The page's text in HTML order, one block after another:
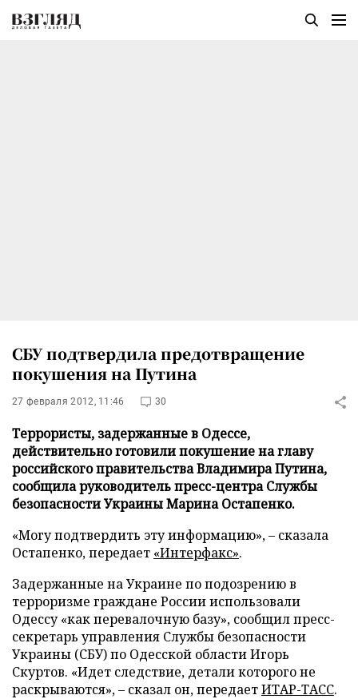
СБУ подтвердила предотвращение
покушения на Путина
27 февраля 2012, 11:46 30
Террористы, задержанные в Одессе,
действительно готовили покушение на главу
российского правительства Владимира Путина,
сообщила руководитель пресс-центра Службы
безопасности Украины Марина Остапенко.
«Могу подтвердить эту информацию», – сказала
Остапенко, передает «Интерфакс».
Задержанные на Украине по подозрению в
терроризме граждане России использовали
Одессу «как перевалочную базу», сообщил пресс-
секретарь управления Службы безопасности
Украины (СБУ) по Одесской области Игорь
Скуртов. «Идет следствие, детали которого не
раскрываются», – сказал он, передаетИТАР-ТАСС.